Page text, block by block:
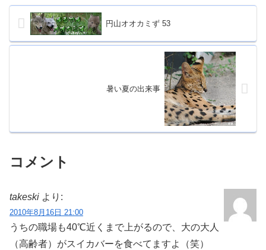
円山オオカミず 53
暑い夏の出来事
コメント
takeski より:
2010年8月16日 21:00
うちの職場も40℃近くまで上がるので、大の大人
（高齢者）がスイカバーを食べてますよ（笑）